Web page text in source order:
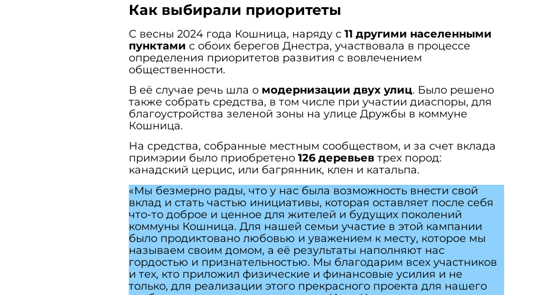
Как выбирали приоритеты
С весны 2024 года Кошница, наряду с 11 другими населенными
пунктами с обоих берегов Днестра, участвовала в процессе
определения приоритетов развития с вовлечением
общественности.
В её случае речь шла о модернизации двух улиц. Было решено
также собрать средства, в том числе при участии диаспоры, для
благоустройства зеленой зоны на улице Дружбы в коммуне
Кошница.
На средства, собранные местным сообществом, и за счет вклада
примэрии было приобретено 126 деревьевтрех пород:
канадский церцис, или багрянник, клен и катальпа.
«Мы безмерно рады, что у нас была возможность внести свой
вклад и стать частью инициативы, которая оставляет после себя
что-то доброе и ценное для жителей и будущих поколений
коммуны Кошница. Для нашей семьи участие в этой кампании
было продиктовано любовью и уважением к месту, которое мы
называем своим домом, а её результаты наполняют нас
гордостью и признательностью. Мы благодарим всех участников
и тех, кто приложил физические и финансовые усилия и не
только, для реализации этого прекрасного проекта для нашего